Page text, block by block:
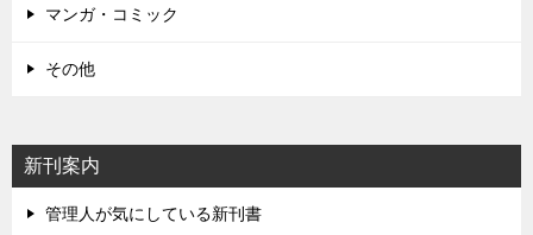
マンガ・コミック
その他
新刊案内
管理人が気にしている新刊書